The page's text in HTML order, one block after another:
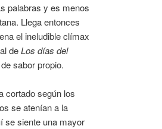
palabras y es menos
Llega entonces
el ineludible clímax
deLos días del
sabor propio.
cortado según los
se atenían a la
se siente una mayor